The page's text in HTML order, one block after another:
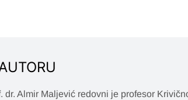
dr. Almir Maljević redovni je profesor